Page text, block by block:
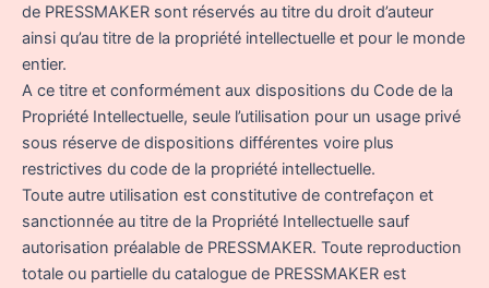
de PRESSMAKER sont réservés au titre du droit d’auteur
ainsi qu’au titre de la propriété intellectuelle et pour le monde
entier.
A ce titre et conformément aux dispositions du Code de la
Propriété Intellectuelle, seule l’utilisation pour un usage privé
sous réserve de dispositions différentes voire plus
restrictives du code de la propriété intellectuelle.
Toute autre utilisation est constitutive de contrefaçon et
sanctionnée au titre de la Propriété Intellectuelle sauf
autorisation préalable de PRESSMAKER. Toute reproduction
totale ou partielle du catalogue de PRESSMAKER est